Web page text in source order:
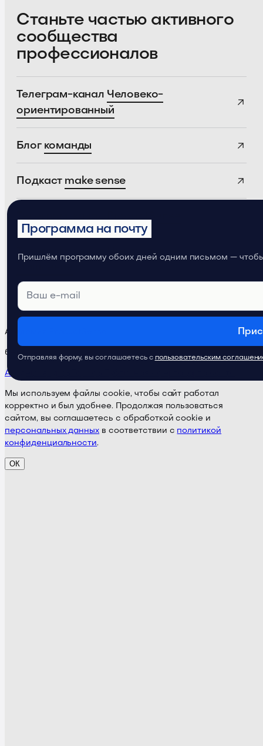
Станьте частью активного
сообщества
профессионалов
Телеграм-канал Человеко-
ориентированный
Блог команды
Подкаст make sense
Телеграм-канал
Продуктовое
Академия ProductSense
бета-версия · Поддержка:
Академия
Мы используем файлы cookie, чтобы сайт работал
корректно и был удобнее. Продолжая пользоваться
сайтом, вы соглашаетесь с обработкой cookie и
персональных данных в соответствии с политикой
конфиденциальности.
ОК
Программа на почту
Пришлём программу обоих дней одним письмом —
Отправляя форму, вы соглашаетесь с пользовательским